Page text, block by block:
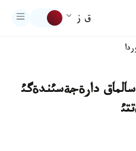
ق ز
دارةجةسئندةگئ